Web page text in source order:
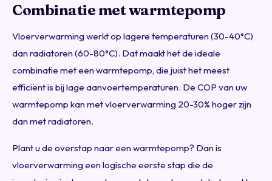
Combinatie met warmtepomp
Vloerverwarming werkt op lagere temperaturen (30-40°C)
dan radiatoren (60-80°C). Dat maakt het de ideale
combinatie met een warmtepomp, die juist het meest
efficiënt is bij lage aanvoertemperaturen. De COP van uw
warmtepomp kan met vloerverwarming 20-30% hoger zijn
dan met radiatoren.
Plant u de overstap naar een warmtepomp? Dan is
vloerverwarming een logische eerste stap die de